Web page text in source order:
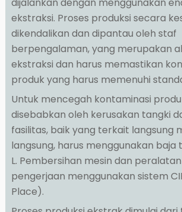
dijalankan dengan menggunakan
ekstraksi. Proses produksi secara
dikendalikan dan dipantau oleh staf
berpengalaman, yang merupakan
ekstraksi dan harus memastikan
produk yang harus memenuhi
Untuk mencegah kontaminasi
disebabkan oleh kerusakan tangki
fasilitas, baik yang terkait langsung
langsung, harus menggunakan baja
L. Pembersihan mesin dan
pengerjaan menggunakan sistem
Place).